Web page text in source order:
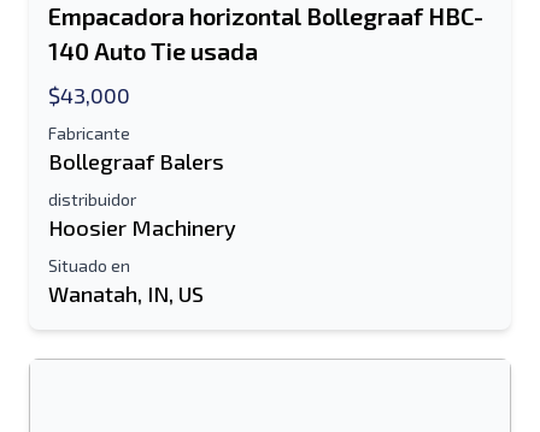
Empacadora horizontal Bollegraaf HBC-
140 Auto Tie usada
$43,000
Fabricante
Bollegraaf Balers
distribuidor
Hoosier Machinery
Situado en
Wanatah, IN, US